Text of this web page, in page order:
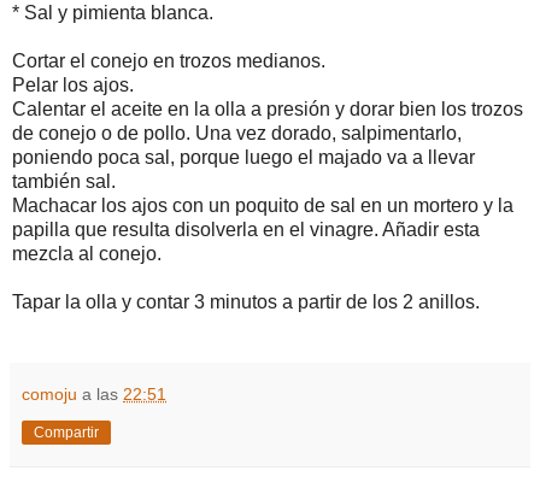
* Sal y pimienta blanca.
Cortar el conejo en trozos medianos.
Pelar los ajos.
Calentar el aceite en la olla a presión y dorar bien los trozos
de conejo o de pollo. Una vez dorado, salpimentarlo,
poniendo poca sal, porque luego el majado va a llevar
también sal.
Machacar los ajos con un poquito de sal en un mortero y la
papilla que resulta disolverla en el vinagre. Añadir esta
mezcla al conejo.
Tapar la olla y contar 3 minutos a partir de los 2 anillos.
comoju a las 22:51
Compartir